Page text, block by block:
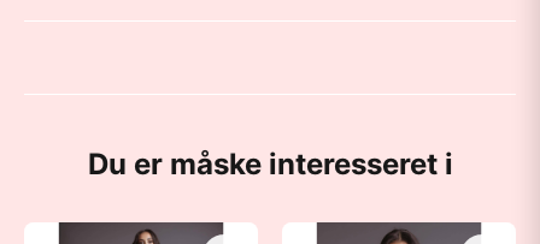
Du er måske interesseret i